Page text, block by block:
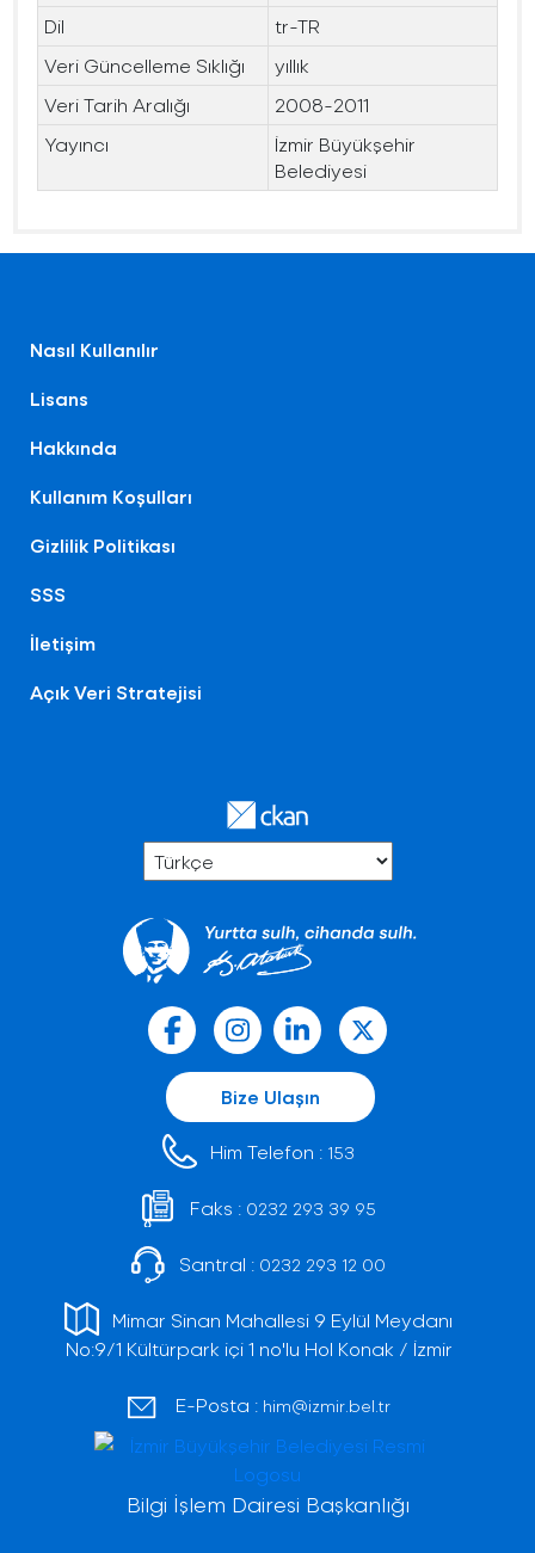
Dil
tr-TR
Veri Güncelleme Sıklığı
yıllık
Veri Tarih Aralığı
2008-2011
Yayıncı
İzmir Büyükşehir
Belediyesi
Nasıl Kullanılır
Lisans
Hakkında
Kullanım Koşulları
Gizlilik Politikası
SSS
İletişim
Açık Veri Stratejisi
Bize Ulaşın
Him Telefon : 153
Faks : 0232 293 39 95
Santral : 0232 293 12 00
Mimar Sinan Mahallesi 9 Eylül Meydanı
No:9/1 Kültürpark içi 1 no'lu Hol Konak / İzmir
E-Posta : him@izmir.bel.tr
Bilgi İşlem Dairesi Başkanlığı